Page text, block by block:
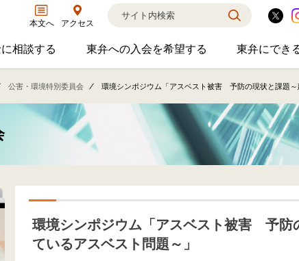
本文へ アクセス
相談する
弁護士に相談するのサブメニューを開閉
東弁への入会を希望する東弁への入会を希望するのサ
東弁にでき
東
公害・環境特別委員会 環境シンポジウム「アスベスト被害 予防の現状と課題～
環境シンポジウム「アスベスト被害 予防
ているアスベスト問題～」